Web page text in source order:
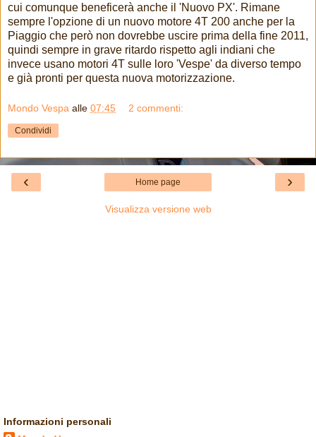
cui comunque beneficerà anche il 'Nuovo PX'. Rimane
sempre l'opzione di un nuovo motore 4T 200 anche per la
Piaggio che però non dovrebbe uscire prima della fine 2011,
quindi sempre in grave ritardo rispetto agli indiani che
invece usano motori 4T sulle loro 'Vespe' da diverso tempo
e già pronti per questa nuova motorizzazione.
Mondo Vespa alle 07:45 2 commenti:
Condividi
‹ ›
Home page
Visualizza versione web
Informazioni personali